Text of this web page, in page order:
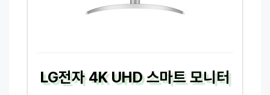
LG전자 4K UHD 스마트 모니터